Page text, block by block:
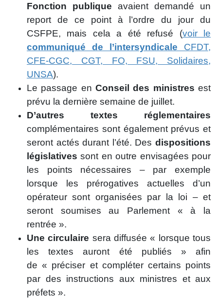
Fonction publique avaient demandé un
report de ce point à l’ordre du jour du
CSFPE, mais cela a été refusé (voir le
communiqué de l’intersyndicale CFDT,
CFE-CGC, CGT, FO, FSU, Solidaires,
UNSA).
Le passage en Conseil des ministres est
prévu la dernière semaine de juillet.
D’autres textes réglementaires
complémentaires sont également prévus et
seront actés durant l’été. Des dispositions
législativessont en outre envisagées pour
les points nécessaires – par exemple
lorsque les prérogatives actuelles d’un
opérateur sont organisées par la loi – et
seront soumises au Parlement « à la
rentrée ».
Une circulaire sera diffusée « lorsque tous
les textes auront été publiés » afin
de « préciser et compléter certains points
par des instructions aux ministres et aux
préfets ».